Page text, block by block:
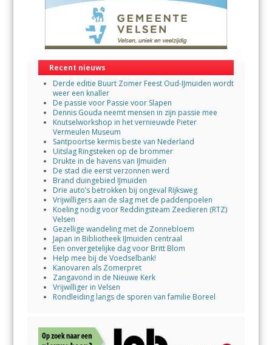
Recent nieuws
Derde editie Buurt Zomer Feest Oud-IJmuiden wordt
weer een knaller
De passie voor Passie voor Slapen
Dennis Gouda neemt mensen in zijn passie mee
Knutselworkshop in het vernieuwde Pieter
Vermeulen Museum
Santpoortse kermis beste van Nederland
Uitslag Ringsteken op de brommer
Drukte in de havens van IJmuiden
De stad die eerst verzonnen werd
Brand duingebied IJmuiden
Drie auto’s betrokken bij ongeval Rijksweg
Vrijwilligers aan de slag met de paddenpoelen
Koeling nodig voor Reddingsteam Zeedieren (RTZ)
Velsen
Gezellige wandeling met de Zonnebloem
Japan in Bibliotheek IJmuiden centraal
Een onvergetelijke dag voor Britt Blom
Help mee bij de Voedselbank!
Kanovaren als Zomerpret
Zangavond in de Nieuwe Kerk
Vrijwilliger in Velsen
Rondleiding langs de sporen van familie Boreel